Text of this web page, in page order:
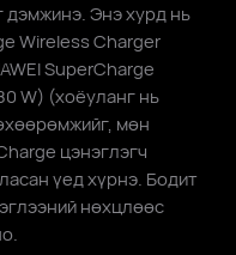
дэмжинэ. Энэ хурд нь
Wireless Charger
SuperCharge
W) (хоёуланг нь
мөн
цэнэглэгч
үед хүрнэ. Бодит
нөхцлөөс